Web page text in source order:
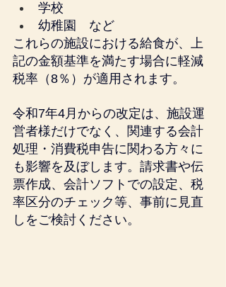
学校
幼稚園　など
これらの施設における給食が、上
記の金額基準を満たす場合に軽減
税率（8％）が適用されます。
令和7年4月からの改定は、施設運
営者様だけでなく、関連する会計
処理・消費税申告に関わる方々に
も影響を及ぼします。請求書や伝
票作成、会計ソフトでの設定、税
率区分のチェック等、事前に見直
しをご検討ください。